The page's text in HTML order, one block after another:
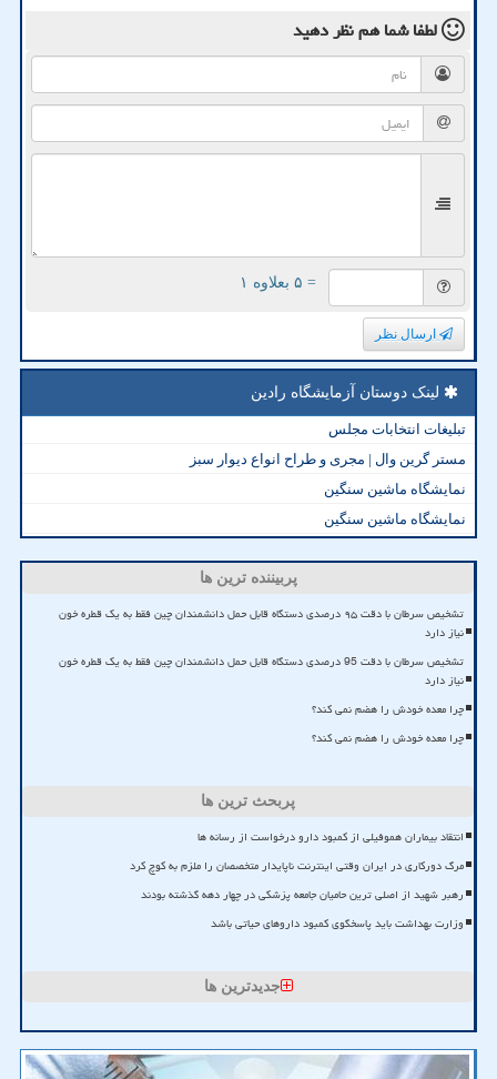
لطفا شما همنظر دهید
= ۵ بعلاوه ۱
ارسال نظر
لینک دوستان آزمایشگاه رادین
تبلیغات انتخابات مجلس
مستر گرین وال | مجری و طراح انواع دیوار سبز
نمایشگاه ماشین سنگین
نمایشگاه ماشین سنگین
پربیننده ترین ها
تشخیص سرطان با دقت ۹۵ درصدی دستگاه قابل حمل دانشمندان چین فقط به یک قطره خون
نیاز دارد
تشخیص سرطان با دقت 95 درصدی دستگاه قابل حمل دانشمندان چین فقط به یک قطره خون
نیاز دارد
چرا معده خودش را هضم نمی کند؟
چرا معده خودش را هضم نمی کند؟
پربحث ترین ها
انتقاد بیماران هموفیلی از کمبود دارو درخواست از رسانه ها
مرگ دورکاری در ایران وقتی اینترنت ناپایدار متخصصان را ملزم به کوچ کرد
رهبر شهید از اصلی ترین حامیان جامعه پزشکی در چهار دهه گذشته بودند
وزارت بهداشت باید پاسخگوی کمبود داروهای حیاتی باشد
جدیدترین ها